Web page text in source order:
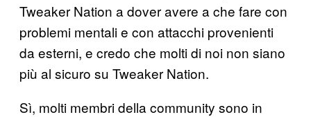
Tweaker Nation a dover avere a che fare con
problemi mentali e con attacchi provenienti
da esterni, e credo che molti di noi non siano
più al sicuro su Tweaker Nation.
Sì, molti membri della community sono in